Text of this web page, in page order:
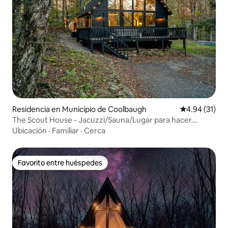
Residencia en Municipio de Coolbaugh Calificación
4.94 (31)
The Scout House - Jacuzzi/Sauna/Lugar para hacer
fogata/Proyector
Ubicación · Familiar · Cerca
Favorito entre huéspedes
Favorito entre huéspedes